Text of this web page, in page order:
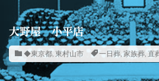
大野屋 小平店
◆東京都, 東村山市 一日葬, 家族葬, 直